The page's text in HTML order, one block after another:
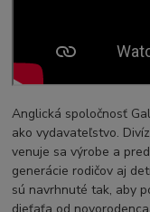
Anglická spoločnosť
ako vydavateľstvo.
venuje sa výrobe a
generácie rodičov aj
sú navrhnuté tak, aby
dieťaťa od